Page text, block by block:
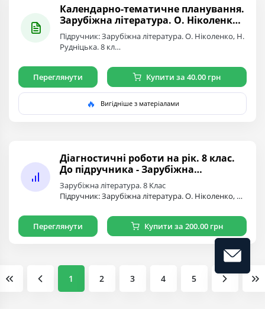
Календарно-тематичне планування.
Зарубіжна література. О. Ніколенко,
Н. Рудніцька, Л. Мацевко-Бекерська.
8 клас
Підручник: Зарубіжна література. О. Ніколенко, Н.
Рудніцька. 8 кл…
Переглянути Купити за 40.00 грн
🔥 Вигідніше з матеріалами
Діагностичні роботи на рік. 8 клас.
До підручника - Зарубіжна
література. Автор О. Ніколенко
Зарубіжна література. 8 Клас
Підручник: Зарубіжна література. О. Ніколенко, Н. Рудніцька. 8 кл…
Переглянути Купити за 200.00 грн
1 2 3 4 5